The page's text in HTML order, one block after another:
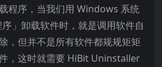
程序，当我们用 Windows 系统
」卸载软件时，就是调用软件自
，但并不是所有软件都规规矩矩
，这时就需要 HiBit Uninstaller